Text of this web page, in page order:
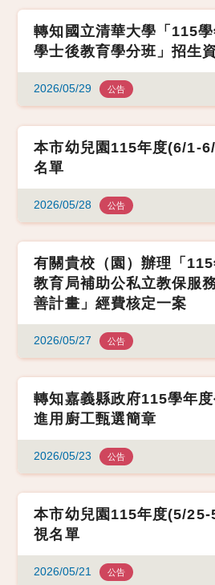
轉知國立清華大學「115
學士後教育學分班」招生
2026/05/29 公告
本市幼兒園115年度(6/1-
名單
2026/05/28 公告
有關貴校（園）辦理「
教育局補助公私立教保服
善計畫」經費核定一案
2026/05/27 公告
轉知嘉義縣政府115學年
進用廚工甄選簡章
2026/05/23 公告
本市幼兒園115年度(5/
視名單
2026/05/21 公告